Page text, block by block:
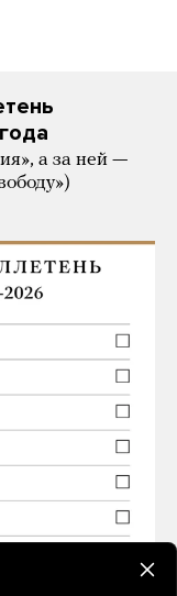
а за ней —